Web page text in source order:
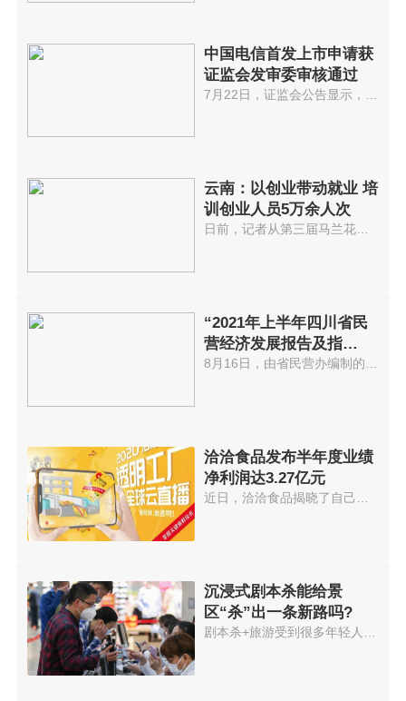
中国电信首发上市申请获
证监会发审委审核通过
云南：以创业带动就业 培
训创业人员5万余人次
日前，记者从第三届马兰花全国创...
“2021年上半年四川省民
营经济发展报告及指
数”出炉
洽洽食品发布半年度业绩
净利润达3.27亿元
沉浸式剧本杀能给景
区“杀”出一条新路吗?